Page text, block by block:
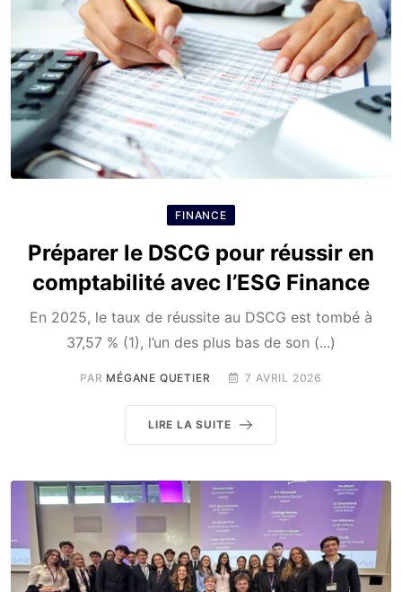
FINANCE
Préparer le DSCG pour réussir en
comptabilité avec l’ESG Finance
En 2025, le taux de réussite au DSCG est tombé à
37,57 % (1), l’un des plus bas de son (...)
PAR MÉGANE QUETIER 7 AVRIL 2026
LIRE LA SUITE